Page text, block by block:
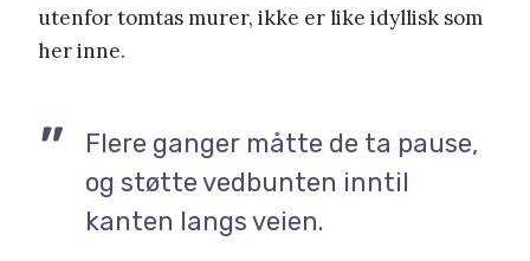
utenfor tomtas murer, ikke er like idyllisk som
her inne.
Flere ganger måtte de ta pause,
og støtte vedbunten inntil
kanten langs veien.